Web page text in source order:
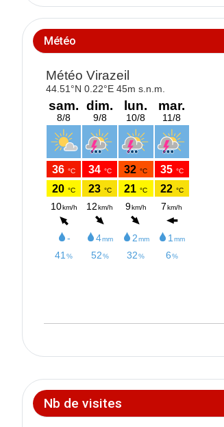
Météo
Nb de visites